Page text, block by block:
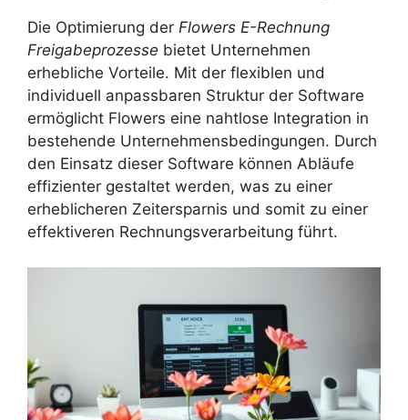
Die Optimierung der Flowers E-Rechnung
Freigabeprozesse bietet Unternehmen
erhebliche Vorteile. Mit der flexiblen und
individuell anpassbaren Struktur der Software
ermöglicht Flowers eine nahtlose Integration in
bestehende Unternehmensbedingungen. Durch
den Einsatz dieser Software können Abläufe
effizienter gestaltet werden, was zu einer
erheblicheren Zeitersparnis und somit zu einer
effektiveren Rechnungsverarbeitung führt.